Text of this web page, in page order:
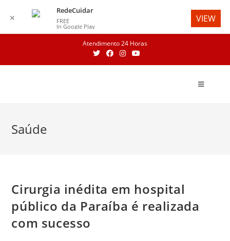
content
Atendimento 24 Horas
Saúde
Cirurgia inédita em hospital
público da Paraíba é realizada
com sucesso
✕
RedeCuidar
FREE
In Google Play
VIEW